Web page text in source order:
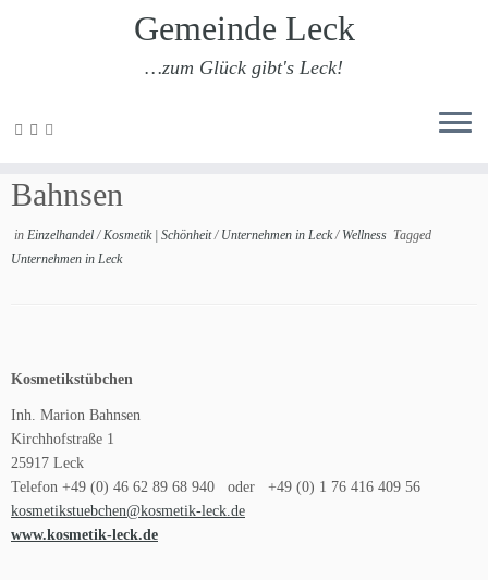
Zum
Gemeinde Leck
…zum Glück gibt's Leck!
Bahnsen
in Einzelhandel/Kosmetik | Schönheit/ Unternehmen in Leck/ Wellness Tagged
Unternehmen in Leck
Kosmetikstübchen
Inh. Marion Bahnsen
Kirchhofstraße 1
25917 Leck
Telefon +49 (0) 46 62 89 68 940 oder +49 (0) 1 76 416 409 56
kosmetikstuebchen@kosmetik-leck.de
www.kosmetik-leck.de